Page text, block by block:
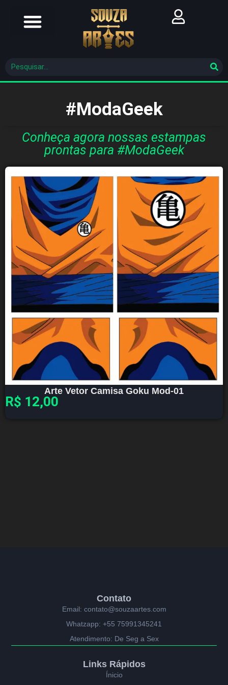
#ModaGeek
Conheça agora nossas estampas
prontas para #ModaGeek
Arte Vetor Camisa Goku Mod-01
R$ 12,00
Contato
Email: contato@souzaartes.com
Whatzapp: +55 75991345241
Atendimento: De Seg a Sex
Links Rápidos
Ínicio